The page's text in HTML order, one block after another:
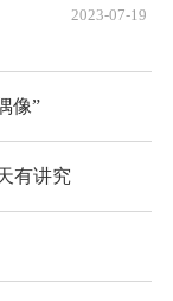
2023-07-19
像”
有讲究